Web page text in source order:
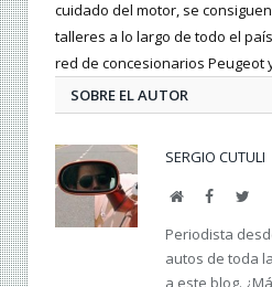
cuidado del motor, se
talleres a lo largo de todo el
red de concesionarios Peugeot
SOBRE EL AUTOR
SERGIO CUTULI
Web Facebook
Periodista
autos de toda
a este blog.